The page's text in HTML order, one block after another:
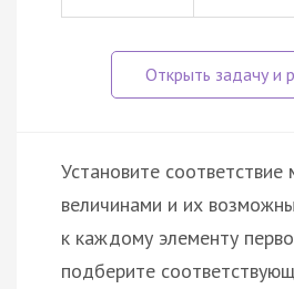
Установите
величинами и их
к каждому элементу
подберите